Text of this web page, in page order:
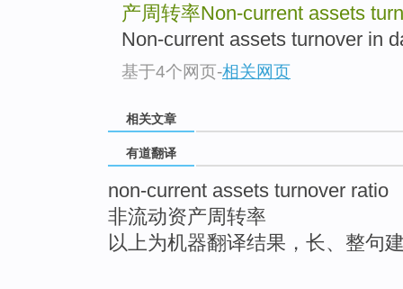
产周转率Non-current assets
Non-current assets turnover in
基于4个网页-相关网页
相关文章
有道翻译
non-current assets turnover ratio
非流动资产周转率
以上为机器翻译结果，长、整句